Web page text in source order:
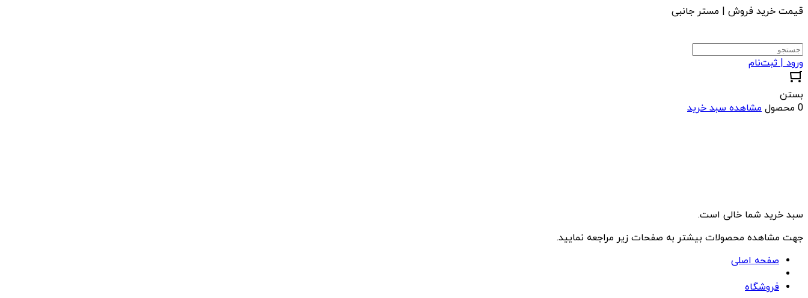
قیمت خرید فروش | مستر جانبی
ورود | ثبت‌نام
بستن
0 محصول
مشاهده سبد خرید
سبد خرید شما خالی است.
جهت مشاهده محصولات بیشتر به صفحات زیر مراجعه نمایید.
صفحه اصلی
فروشگاه